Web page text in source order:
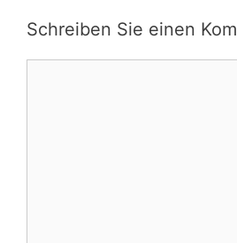
Schreiben Sie einen